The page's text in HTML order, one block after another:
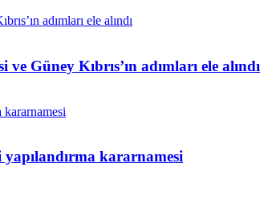
Güney Kıbrıs’ın adımları ele alındı
kararnamesi